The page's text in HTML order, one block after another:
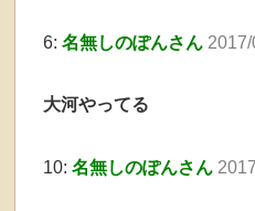
6: 名無しのぽんさん
大河やってる
10: 名無しのぽんさん